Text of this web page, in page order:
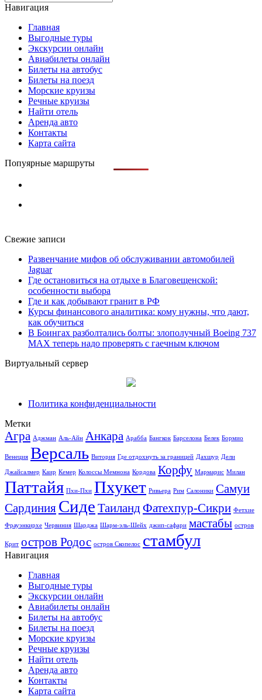
Навигация
Главная
Выгодные туры
Экскурсии онлайн
Авиабилеты онлайн
Билеты на автобус
Билеты на поезд
Морские круизы
Речные круизы
Найти отель
Аренда авто
Контакты
Карта сайта
Попуярные маршруты
Свежие записи
Развенчание мифов об обслуживании автомобилей
Jaguar
Где остановиться на отдыхе в Благовещенской:
особенности выбора
Где и как добывают гранит в РФ
Курсы финансового аналитика: кому нужны, что дают,
как обучиться
В Боингах разболтались болты: злополучный Boeing 737
MAX теперь надо проверять с гаечным ключом
Виртуальный сервер
Политика конфиденциальности
Метки
Агра Аджман Аль-Айн Анкара Арабба Бангкок Барселона Белек Бормио
Венеция Версаль Витория Где отдохнуть за границей Дахшур Дели
Джайсалмер Каир Кемер Колоссы Мемнона Кордова Корфу Мармарис Милан
Паттайя Пхи-Пхи Пхукет Ривьера Рим Салоники Самуи
Сардиния Сиде ТаиландФатехпур-Сикри Фетхие
Фрауэнкирхе Червиния Шарджа Шарм-эль-Шейх джип-сафари мастабы остров
Крит остров Родос остров Скопелос стамбул
Навигация
Главная
Выгодные туры
Экскурсии онлайн
Авиабилеты онлайн
Билеты на автобус
Билеты на поезд
Морские круизы
Речные круизы
Найти отель
Аренда авто
Контакты
Карта сайта